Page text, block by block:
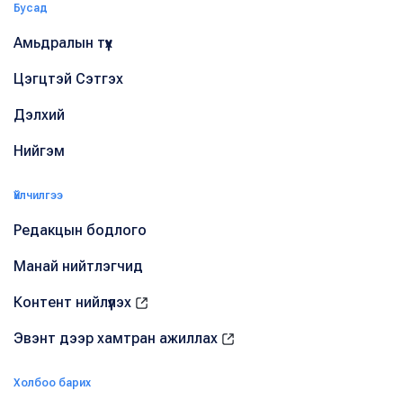
Бусад
Амьдралын түүх
Цэгцтэй Сэтгэх
Дэлхий
Нийгэм
Үйлчилгээ
Редакцын бодлого
Манай нийтлэгчид
Контент нийлүүлэх
Эвэнт дээр хамтран ажиллах
Холбоо барих